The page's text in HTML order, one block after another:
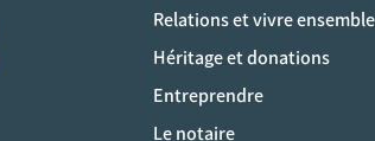
les réseauxRelations et vivre ensemble
Héritage et donations
Entreprendre
Le notaire